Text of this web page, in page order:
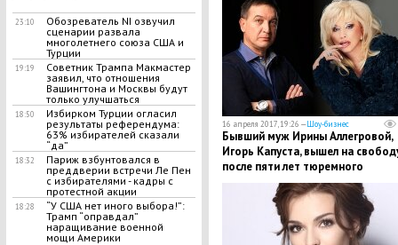
23:10
Обозреватель NI озвучил
сценарии развала
многолетнего союза США и
Турции
19:19
Советник Трампа Макмастер
заявил, что отношения
Вашингтона и Москвы будут
только улучшаться
18:50
Избирком Турции огласил
результаты референдума:
63% избирателей сказали
“да”
18:32
Париж взбунтовался в
преддверии встречи Ле Пен
с избирателями - кадры с
протестной акции
18:28
“У США нет иного выбора!”:
Трамп “оправдал”
наращивание военной
мощи Америки
16 апреля 2017, 19:26 —Шоу-бизнес
Бывший муж Ирины Аллегровой,
Игорь Капуста, вышел на
после пяти лет тюремного
заключения